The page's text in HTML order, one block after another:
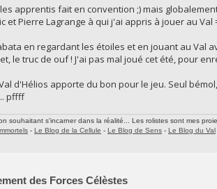
apprentis fait en convention ;) mais
et Pierre Lagrange à qui j'ai appris à jouer au Val
en regardant les étoiles et en jouant au Val
le truc de ouf ! J'ai pas mal joué cet été, pour
d'Hélios apporte du bon pour le jeu. Seul
pffff
souhaitant s'incarner dans la réalité... Les rolistes sont mes
- Le Blog de la Cellule - Le Blog de Sens - Le Blog du Val
des Forces Célèstes